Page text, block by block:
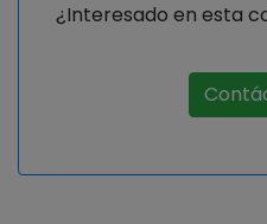
¿Interesado en esta